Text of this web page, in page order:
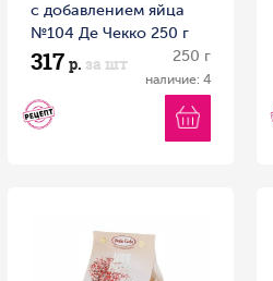
с добавлением яйца
№104 Де Чекко 250 г
317 р. за шт 250 г
наличие: 4